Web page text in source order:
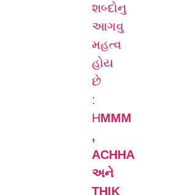
શબ્દોનુ
આગવુ
મહત્વ
હોય
છે
:
HMMM
,
ACHHA
અને
THIK